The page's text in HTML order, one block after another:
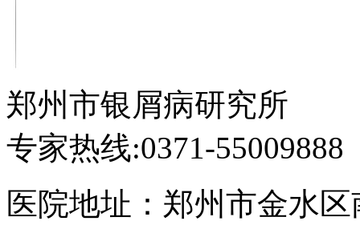
郑州市银屑病研究所
专家热线:0371-55009888
医院地址：郑州市金水